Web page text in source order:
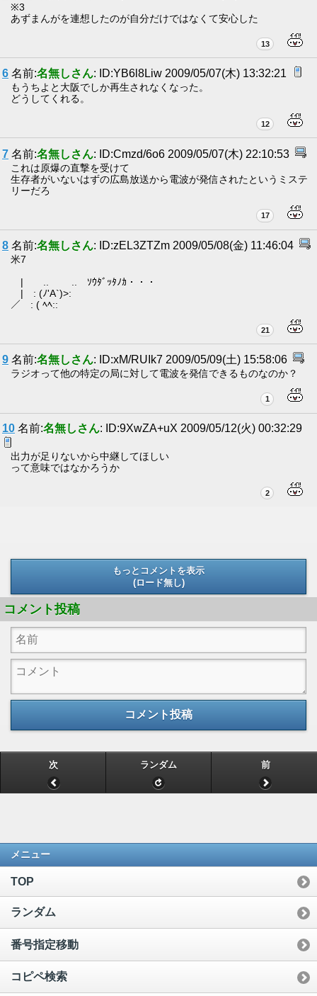
※3
あずまんがを連想したのが自分だけではなくて安心した
13
6 名前:名無しさん: ID:YB6l8Liw 2009/05/07(木) 13:32:21
もうちよと大阪でしか再生されなくなった。
どうしてくれる。
12
7 名前:名無しさん: ID:Cmzd/6o6 2009/05/07(木) 22:10:53
これは原爆の直撃を受けて
生存者がいないはずの広島放送から電波が発信されたというミステ
リーだろ
17
8 名前:名無しさん: ID:zEL3ZTZm 2009/05/08(金) 11:46:04
米7
| .. .. ｿｳﾀﾞｯﾀﾉｶ・・・
| : (ﾉ'A`)>:
／￣: ( ﾍﾍ::￣
21
9 名前:名無しさん: ID:xM/RUIk7 2009/05/09(土) 15:58:06
ラジオって他の特定の局に対して電波を発信できるものなのか？
1
10 名前:名無しさん: ID:9XwZA+uX 2009/05/12(火) 00:32:29
出力が足りないから中継してほしい
って意味ではなかろうか
2
もっとコメントを表示
(ロード無し)
コメント投稿
コメント投稿
次 ランダム 前
メニュー
TOP
ランダム
番号指定移動
コピペ検索